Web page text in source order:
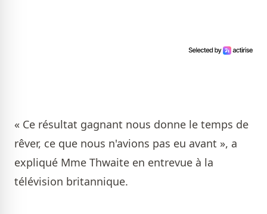
« Ce résultat gagnant nous donne le temps de
rêver, ce que nous n'avions pas eu avant », a
expliqué Mme Thwaite en entrevue à la
télévision britannique.